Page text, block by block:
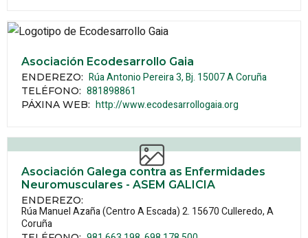
Asociación Ecodesarrollo Gaia
ENDEREZO: Rúa Antonio Pereira 3, Bj. 15007A Coruña
TELÉFONO: 881898861
PÁXINA WEB: http://www.ecodesarrollogaia.org
Asociación Galega contra as Enfermidades
Neuromusculares - ASEM GALICIA
ENDEREZO:
Rúa Manuel Azaña (Centro A Escada) 2. 15670Culleredo, A
Coruña